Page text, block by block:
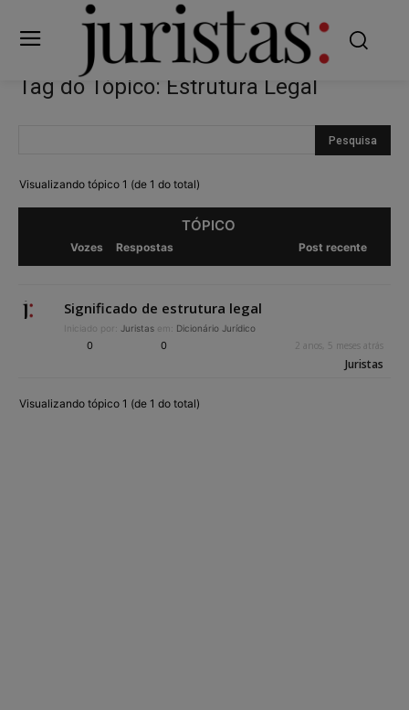
Tag do Tópico: Estrutura Legal
Visualizando tópico 1 (de 1 do total)
TÓPICO
Vozes Respostas Post recente
Significado de estrutura legal
Iniciado por: Juristas em: Dicionário Jurídico
0 0 2 anos, 5 meses atrás
Juristas
Visualizando tópico 1 (de 1 do total)